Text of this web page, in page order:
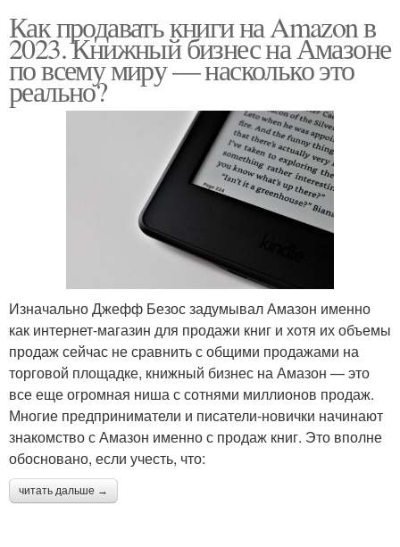
Как продавать книги на Amazon в
2023. Книжный бизнес на Амазоне
по всему миру — насколько это
реально?
Изначально Джефф Безос задумывал Амазон именно
как интернет-магазин для продажи книг и хотя их объемы
продаж сейчас не сравнить с общими продажами на
торговой площадке, книжный бизнес на Амазон — это
все еще огромная ниша с сотнями миллионов продаж.
Многие предприниматели и писатели-новички начинают
знакомство с Амазон именно с продаж книг. Это вполне
обосновано, если учесть, что:
читать дальше →